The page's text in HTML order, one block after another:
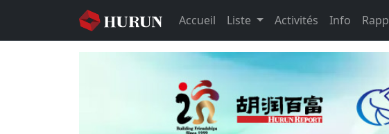
Accueil Liste Activités Info